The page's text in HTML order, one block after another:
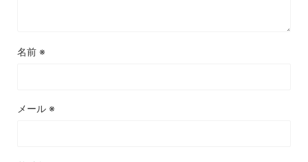
名前 ※
メール ※